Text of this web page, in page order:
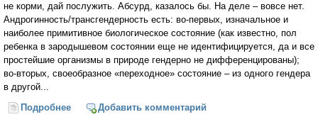
не корми, дай послужить. Абсурд, казалось бы. На деле – вовсе нет.
Андрогинность/трансгендерность есть: во-первых, изначальное и
наиболее примитивное биологическое состояние (как известно, пол
ребенка в зародышевом состоянии еще не идентифицируется, да и все
простейшие организмы в природе гендерно не дифференцированы);
во-вторых, своеобразное «переходное» состояние – из одного гендера
в другой...
Подробнее о Трансгендерно-кибернетическая политика и
Добавить комментарий